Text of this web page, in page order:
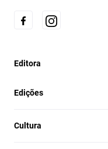
Editora
Edições
Cultura